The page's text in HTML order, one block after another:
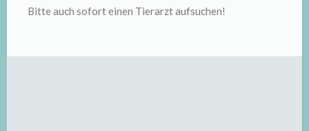
Bitte auch sofort einen Tierarzt aufsuchen!